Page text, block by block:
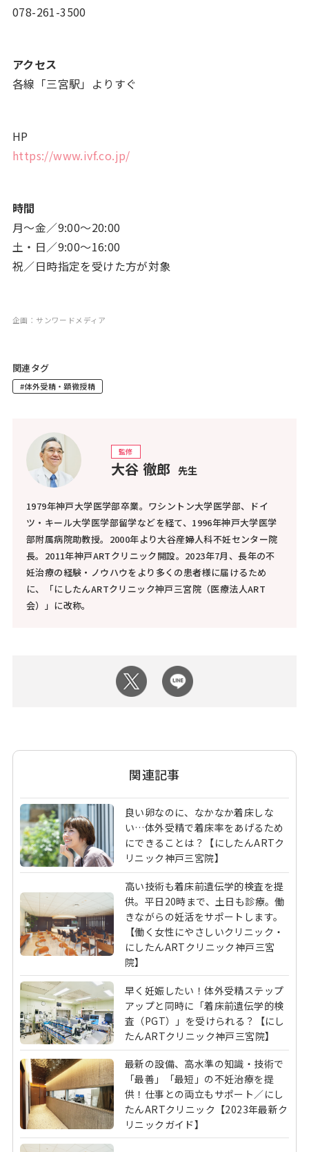
078-261-3500
アクセス
各線「三宮駅」よりすぐ
HP
https://www.ivf.co.jp/
時間
月～金／9:00～20:00
土・日／9:00～16:00
祝／日時指定を受けた方が対象
企画：サンワードメディア
関連タグ
#体外受精・顕微授精
監修
大谷 徹郎 先生
1979年神戸大学医学部卒業。ワシントン大学医学部、ドイ
ツ・キール大学医学部留学などを経て、1996年神戸大学医学
部附属病院助教授。2000年より大谷産婦人科不妊センター院
長。2011年神戸ARTクリニック開設。2023年7月、長年の不
妊治療の経験・ノウハウをより多くの患者様に届けるため
に、「にしたんARTクリニック神戸三宮院（医療法人ART
会）」に改称。
関連記事
良い卵なのに、なかなか着床しな
い…体外受精で着床率をあげるため
にできることは？【にしたんARTク
リニック神戸三宮院】
高い技術も着床前遺伝学的検査を提
供。平日20時まで、土日も診療。働
きながらの妊活をサポートします。
【働く女性にやさしいクリニック・
にしたんARTクリニック神戸三宮
院】
早く妊娠したい！体外受精ステップ
アップと同時に「着床前遺伝学的検
査（PGT）」を受けられる？【にし
たんARTクリニック神戸三宮院】
最新の設備、高水準の知識・技術で
「最善」「最短」の不妊治療を提
供！仕事との両立もサポート／にし
たんARTクリニック【2023年最新ク
リニックガイド】